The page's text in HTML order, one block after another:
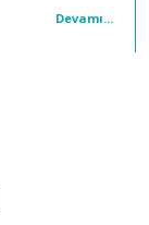
Devamı...